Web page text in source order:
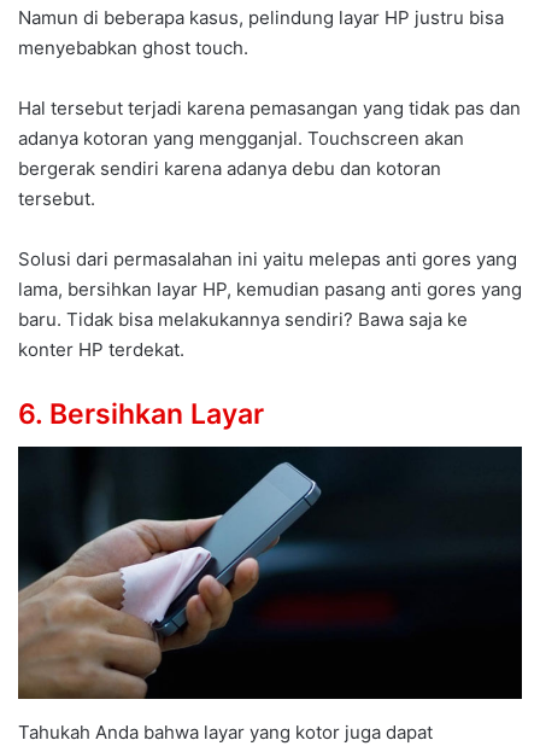
Namun di beberapa kasus, pelindung layar HP justru bisa
menyebabkan ghost touch.
Hal tersebut terjadi karena pemasangan yang tidak pas dan
adanya kotoran yang mengganjal. Touchscreen akan
bergerak sendiri karena adanya debu dan kotoran
tersebut.
Solusi dari permasalahan ini yaitu melepas anti gores yang
lama, bersihkan layar HP, kemudian pasang anti gores yang
baru. Tidak bisa melakukannya sendiri? Bawa saja ke
konter HP terdekat.
6. Bersihkan Layar
Tahukah Anda bahwa layar yang kotor juga dapat